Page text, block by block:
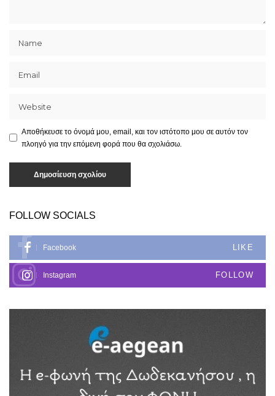
Αποθήκευσε το όνομά μου, email, και τον ιστότοπο μου σε αυτόν τον
πλοηγό για την επόμενη φορά που θα σχολιάσω.
FOLLOW SOCIALS
Facebook LIKE
Instagram FOLLOW